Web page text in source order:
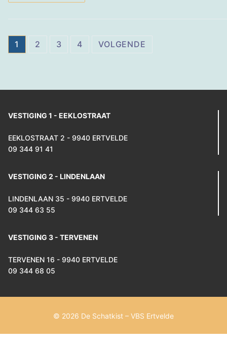
Berichten
1 2 3 4 VOLGENDE
VESTIGING 1 - EEKLOSTRAAT
EEKLOSTRAAT 2 - 9940 ERTVELDE
09 344 91 41
VESTIGING 2 - LINDENLAAN
LINDENLAAN 35 - 9940 ERTVELDE
09 344 63 55
VESTIGING 3 - TERVENEN
TERVENEN 16 - 9940 ERTVELDE
09 344 68 05
© 2026 De Schatkist – VBS Ertvelde